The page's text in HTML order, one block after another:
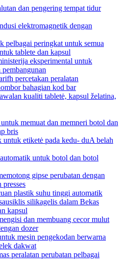
dan pengering tempat tidur
elektromagnetik dengan
pelbagai peringkat untuk semua
tablete dan kapsul
eksperimental untuk
percetakan peralatan
bahagian kod bar
kualiti tabletė, kapsul želatina,
memuat dan memneri botol dan
bris
untuk etiketė pada kedu- duA belah
untuk botol dan botol
gipse perubatan dengan
presses
plastik suhu tinggi automatik
silikagelis dalam Bekas
kapsul
dan membuang cecor mulut
dozer
mesin pengekodan berwarna
dakwat
peralatan perubatan pelbagai